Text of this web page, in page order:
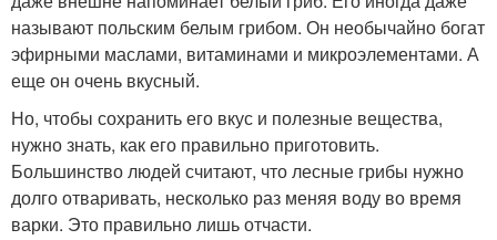
называют польским белым грибом. Он необычайно богат
эфирными маслами, витаминами и микроэлементами. А
еще он очень вкусный.
Но, чтобы сохранить его вкус и полезные вещества,
нужно знать, как его правильно приготовить.
Большинство людей считают, что лесные грибы нужно
долго отваривать, несколько раз меняя воду во время
варки. Это правильно лишь отчасти.